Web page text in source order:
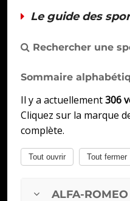
Le guide des
Rechercher une
Sommaire
Il y a actuellement306
Cliquez sur la marque
complète.
Tout ouvrir Tout fermer
ALFA-ROMEO